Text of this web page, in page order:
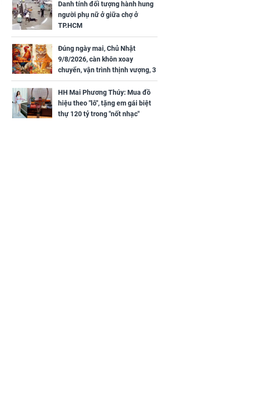
Hoa, vận trình khai sáng
Danh tính đối tượng hành hung
người phụ nữ ở giữa chợ ở
TP.HCM
Đúng ngày mai, Chủ Nhật
9/8/2026, càn khôn xoay
chuyển, vận trình thịnh vượng, 3
con giáp nhận phúc khí nhà trời,
tình tiền đỏ như son, vận may
hanh thông
HH Mai Phương Thúy: Mua đồ
hiệu theo "lô", tặng em gái biệt
thự 120 tỷ trong "nốt nhạc"